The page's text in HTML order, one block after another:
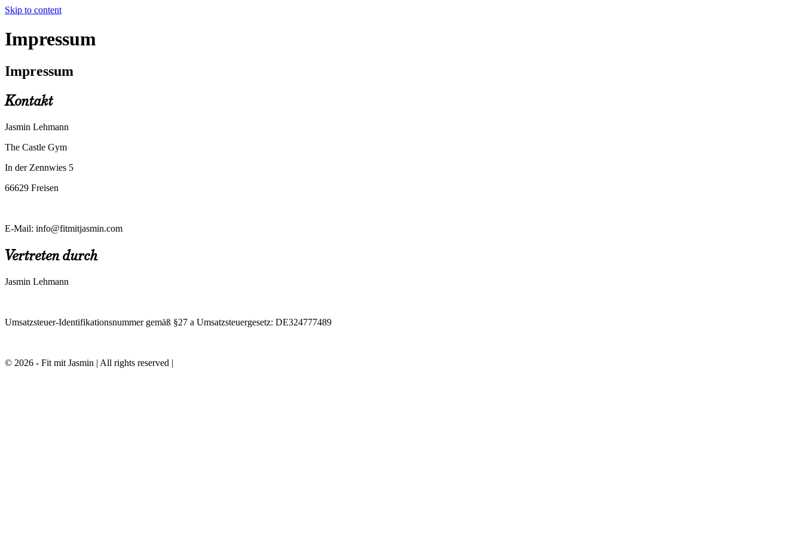
Skip to content
Impressum
Impressum
Kontakt
Jasmin Lehmann
The Castle Gym
In der Zennwies 5
66629 Freisen
E-Mail: info@fitmitjasmin.com
Vertreten durch
Jasmin Lehmann
Umsatzsteuer-Identifikationsnummer gemäß §27 a Umsatzsteuergesetz: DE324777489
© 2026 - Fit mit Jasmin | All rights reserved |